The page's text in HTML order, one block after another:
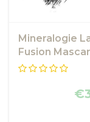
Mineralogie
Fusion
Black